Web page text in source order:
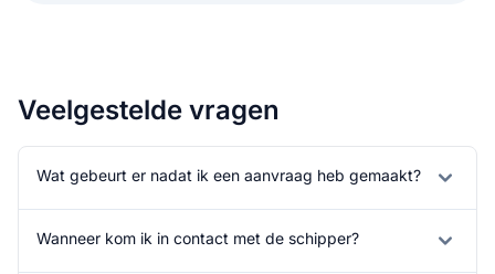
Veelgestelde vragen
Wat gebeurt er nadat ik een aanvraag heb gemaakt?
Wanneer kom ik in contact met de schipper?